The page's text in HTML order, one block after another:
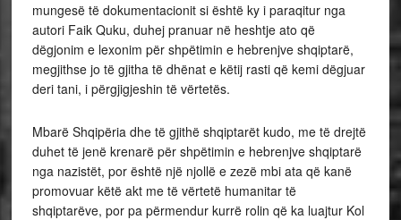
mungesë të dokumentacionit si është ky i paraqitur nga
autori Faik Quku, duhej pranuar në heshtje ato që
dëgjonim e lexonim për shpëtimin e hebrenjve shqiptarë,
megjithse jo të gjitha të dhënat e këtij rasti që kemi dëgjuar
deri tani, i përgjigjeshin të vërtetës.
Mbarë Shqipëria dhe të gjithë shqiptarët kudo, me të drejtë
duhet të jenë krenarë për shpëtimin e hebrenjve shqiptarë
nga nazistët, por është një njollë e zezë mbi ata që kanë
promovuar këtë akt me të vërtetë humanitar të
shqiptarëve, por pa përmendur kurrë rolin që ka luajtur Kol